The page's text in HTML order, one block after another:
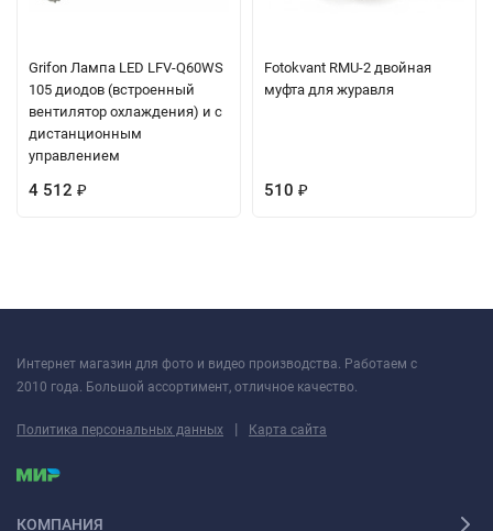
Grifon Лампа LED LFV-Q60WS
105 диодов (встроенный
вентилятор охлаждения) и с
дистанционным
управлением
4 512 ₽
Fotokvant RMU-2 двойная
муфта для журавля
510 ₽
Интернет магазин для фото и видео производства. Работаем с
2010 года. Большой ассортимент, отличное качество.
Политика персональных данных | Карта сайта
КОМПАНИЯ